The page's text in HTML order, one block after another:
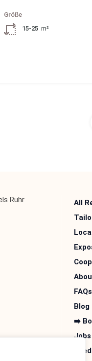
Größe
15-25 m²
All
FAQs
Blog
➡️
Jobs